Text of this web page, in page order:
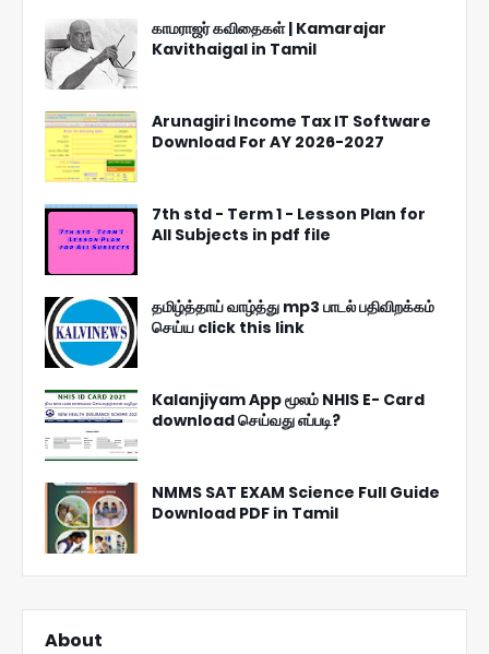
காமராஜர் கவிதைகள் | Kamarajar
Kavithaigal in Tamil
Arunagiri Income Tax IT Software
Download For AY 2026-2027
7th std - Term 1 - Lesson Plan for
All Subjects in pdf file
தமிழ்த்தாய் வாழ்த்து mp3 பாடல் பதிவிறக்கம்
செய்ய click this link
Kalanjiyam App மூலம் NHIS E- Card
download செய்வது எப்படி?
NMMS SAT EXAM Science Full Guide
Download PDF in Tamil
About